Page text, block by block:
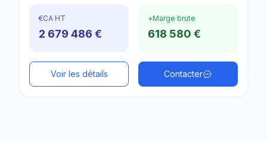
€CA HT
2 679 486 €
+Marge brute
618 580 €
Voir les détails Contacter